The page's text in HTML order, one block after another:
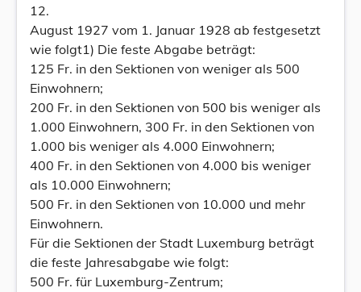
12.
August 1927 vom 1. Januar 1928 ab festgesetzt
wie folgt1) Die feste Abgabe beträgt:
125 Fr. in den Sektionen von weniger als 500
Einwohnern;
200 Fr. in den Sektionen von 500 bis weniger als
1.000 Einwohnern, 300 Fr. in den Sektionen von
1.000 bis weniger als 4.000 Einwohnern;
400 Fr. in den Sektionen von 4.000 bis weniger
als 10.000 Einwohnern;
500 Fr. in den Sektionen von 10.000 und mehr
Einwohnern.
Für die Sektionen der Stadt Luxemburg beträgt
die feste Jahresabgabe wie folgt:
500 Fr. für Luxemburg-Zentrum;